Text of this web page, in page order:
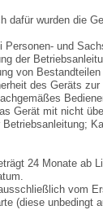
dafür wurden die
Personen- und
der
von
des Geräts
Gerät mit nicht
24 Monate ab
vom
(diese unbedingt